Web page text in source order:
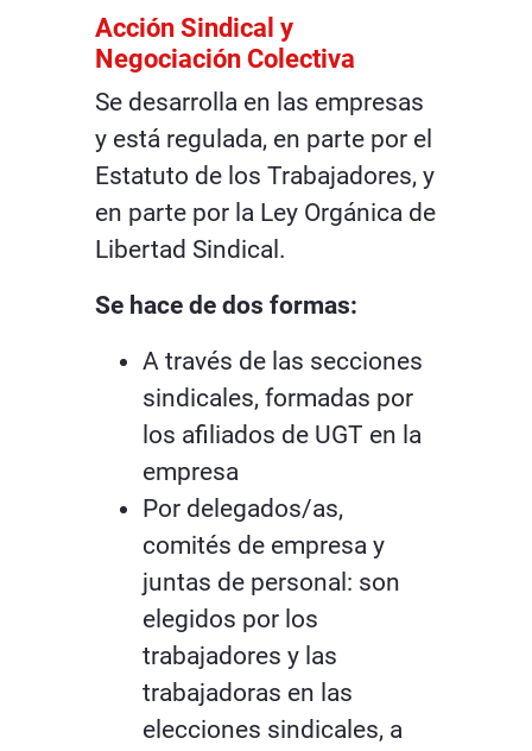
Acción Sindical y
Negociación Colectiva
Se desarrolla en las empresas
y está regulada, en parte por el
Estatuto de los Trabajadores, y
en parte por la Ley Orgánica de
Libertad Sindical.
Se hace de dos formas:
A través de las secciones
sindicales, formadas por
los afiliados de UGT en la
empresa
Por delegados/as,
comités de empresa y
juntas de personal: son
elegidos por los
trabajadores y las
trabajadoras en las
elecciones sindicales, a